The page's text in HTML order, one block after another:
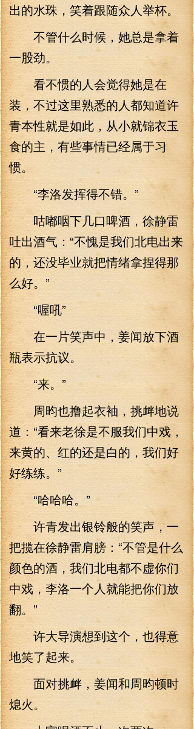
出的水珠，笑着跟随众人举杯。
不管什么时候，她总是拿着
一股劲。
看不惯的人会觉得她是在
装，不过这里熟悉的人都知道许
青本性就是如此，从小就锦衣玉
食的主，有些事情已经属于习
惯。
“李洛发挥得不错。”
咕嘟咽下几口啤酒，徐静雷
吐出酒气：“不愧是我们北电出来
的，还没毕业就把情绪拿捏得那
么好。”
“喔吼”
在一片笑声中，姜闻放下酒
瓶表示抗议。
“来。”
周昀也撸起衣袖，挑衅地说
道：“看来老徐是不服我们中戏，
来黄的、红的还是白的，我们好
好练练。”
“哈哈哈。”
许青发出银铃般的笑声，一
把揽在徐静雷肩膀：“不管是什么
颜色的酒，我们北电都不虚你们
中戏，李洛一个人就能把你们放
翻。”
许大导演想到这个，也得意
地笑了起来。
面对挑衅，姜闻和周昀顿时
熄火。